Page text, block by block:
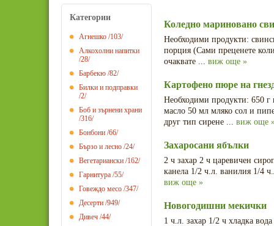
Категории
Агнешко /103/
Алкохолни напитки
/28/
Барбекю /82/
Билки и подправки
/2/
Боб и зърнени храни
/316/
Бонбони /66/
Бързо и лесно /24/
Вегетариански /162/
Гарнитура /55/
Говеждо месо /347/
Десерти /949/
Дивеч /44/
Коледно мариновано
Необходими продукти:
порция (Сами преценете
очаквате ... виж още »
Картофено пюре на
Необходими продукти: 650
масло 50 мл мляко сол и
друг тип сирене ... виж още
Захаросани ябълки
2 ч захар 2 ч царевичен
канела 1/2 ч.л. ванилия 1/4
виж още »
Новогодишни мекички
1 ч.л. захар 1/2 ч хладка